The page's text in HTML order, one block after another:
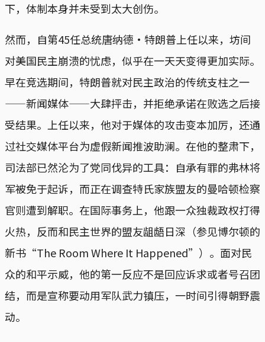
下，体制本身并未受到太大创伤。
然而，自第45任总统唐纳德·特朗普上任以来，坊间
对美国民主崩溃的忧虑，似乎在一天天变得更加实际。
早在竞选期间，特朗普就对民主政治的传统支柱之一
——新闻媒体——大肆抨击，并拒绝承诺在败选之后接
受结果。上任以来，他对于媒体的攻击变本加厉，还通
过社交媒体平台为虚假新闻推波助澜。在他的整肃下，
司法部已然沦为了党同伐异的工具：自承有罪的弗林将
军被免于起诉，而正在调查特氏家族盟友的曼哈顿检察
官则遭到解职。在国际事务上，他跟一众独裁政权打得
火热，反而和民主世界的盟友龃龉日深（参见博尔顿的
新书“The Room Where It Happened”）。面对民
众的和平示威，他的第一反应不是回应诉求或者号召团
结，而是宣称要动用军队武力镇压，一时间引得朝野震
动。